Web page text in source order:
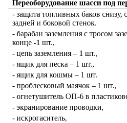
Переоборудование шасси под
- защита топливных баков снизу,
задней и боковой стенок.
- барабан заземления с тросом
конце -1 шт.,
- цепь заземления – 1 шт.,
- ящик для песка – 1 шт.,
- ящик для кошмы – 1 шт.
- проблесковый маячок – 1 шт.,
- огнетушитель ОП-6 в
- экранирование проводки,
- искрогаситель,